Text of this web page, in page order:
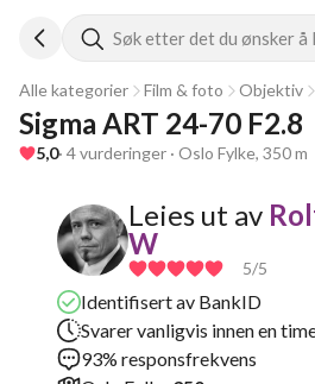
Søk etter det du ønsker å
Alle kategorier Film & foto Objektiv
Sigma ART 24-70 F2.8
5,0· 4 vurderinger · Oslo Fylke, 350 m
Leies ut av
W
5/5
Identifisert av BankID
Svarer vanligvis innen en
93% responsfrekvens